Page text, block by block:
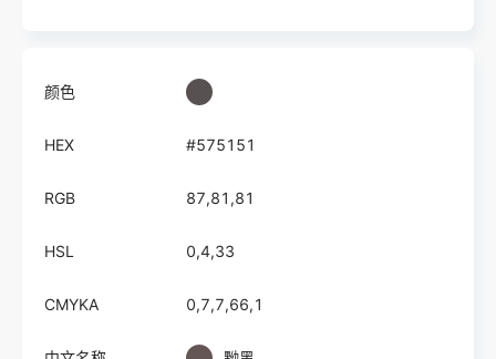
颜色
HEX #575151
RGB 87,81,81
HSL 0,4,33
CMYKA 0,7,7,66,1